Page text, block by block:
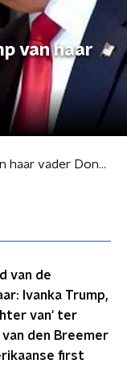
van haar
Wat vindt Ivanka Trump van haar vader Donald Trump?
van de
Ivanka Trump,
van' ter
den Breemer
first